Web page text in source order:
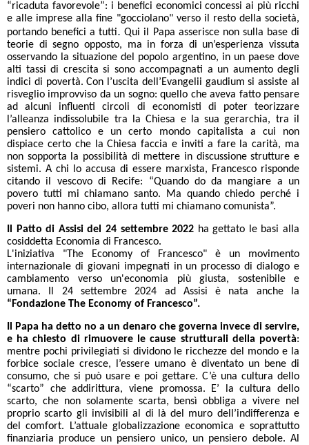
“ricaduta favorevole”: i benefici economici concessi ai più ricchi
e alle imprese alla fine "gocciolano" verso il resto della società,
portando benefici a tutti. Qui il Papa asserisce non sulla base di
teorie di segno opposto, ma in forza di un’esperienza vissuta
osservando la situazione del popolo argentino, in un paese dove
alti tassi di crescita si sono accompagnati a un aumento degli
indici di povertà. Con l’uscita dell’Evangelii gaudium si assiste al
risveglio improvviso da un sogno: quello che aveva fatto pensare
ad alcuni influenti circoli di economisti di poter teorizzare
l’alleanza indissolubile tra la Chiesa e la sua gerarchia, tra il
pensiero cattolico e un certo mondo capitalista a cui non
dispiace certo che la Chiesa faccia e inviti a fare la carità, ma
non sopporta la possibilità di mettere in discussione strutture e
sistemi. A chi lo accusa di essere marxista, Francesco risponde
citando il vescovo di Recife: “Quando do da mangiare a un
povero tutti mi chiamano santo. Ma quando chiedo perché i
poveri non hanno cibo, allora tutti mi chiamano comunista”.
Il Patto di Assisi del 24 settembre 2022 ha gettato le basi alla
cosiddetta Economia di Francesco.
L'iniziativa "The Economy of Francesco" è un movimento
internazionale di giovani impegnati in un processo di dialogo e
cambiamento verso un'economia più giusta, sostenibile e
umana. Il 24 settembre 2024 ad Assisi è nata anche la
“Fondazione The Economy of Francesco”.
Il Papa ha detto no a un denaro che governa invece di servire,
e ha chiesto di rimuovere le cause strutturali della povertà:
mentre pochi privilegiati si dividono le ricchezze del mondo e la
forbice sociale cresce, l’essere umano è diventato un bene di
consumo, che si può usare e poi gettare. C’è una cultura dello
“scarto” che addirittura, viene promossa. E’ la cultura dello
scarto, che non solamente scarta, bensì obbliga a vivere nel
proprio scarto gli invisibili al di là del muro dell’indifferenza e
del comfort. L’attuale globalizzazione economica e soprattutto
finanziaria produce un pensiero unico, un pensiero debole. Al